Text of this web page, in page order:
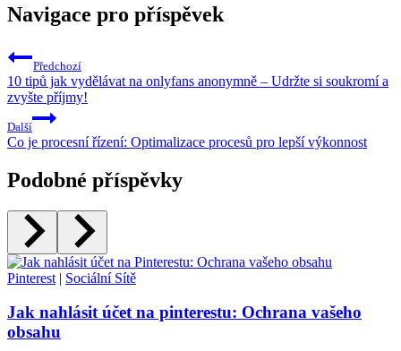
Navigace pro příspěvek
Předchozí
10 tipů jak vydělávat na onlyfans anonymně – Udržte si soukromí a
zvyšte příjmy!
Další
Co je procesní řízení: Optimalizace procesů pro lepší výkonnost
Podobné příspěvky
Pinterest | Sociální Sítě
Jak nahlásit účet na pinterestu: Ochrana vašeho
obsahu